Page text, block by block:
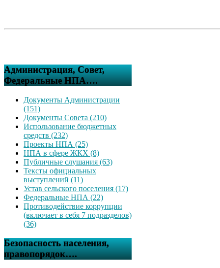
Администрация, Совет,
Федеральные НПА….
Документы Администрации
(151)
Документы Совета (210)
Использование бюджетных
средств (232)
Проекты НПА (25)
НПА в сфере ЖКХ (8)
Публичные слушания (63)
Тексты официальных
выступлений (11)
Устав сельского поселения (17)
Федеральные НПА (22)
Противодействие коррупции
(включает в себя 7 подразделов)
(36)
Безопасность населения,
правопорядок….